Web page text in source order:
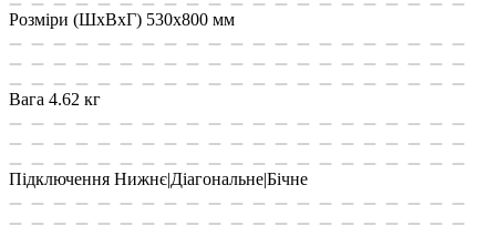
Розміри (ШхВхГ) 530x800 мм
Вага 4.62 кг
Підключення Нижнє|Діагональне|Бічне